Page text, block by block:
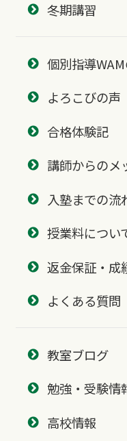
冬期講習
個別指導
よろこびの声
合格体験記
講師からのメ
入塾までの流
授業料につい
返金保証・成
よくある質問
教室ブログ
勉強・受験情
高校情報